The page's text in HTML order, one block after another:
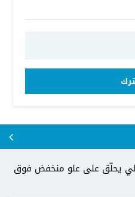
يحلّق على علو منخفض فوق